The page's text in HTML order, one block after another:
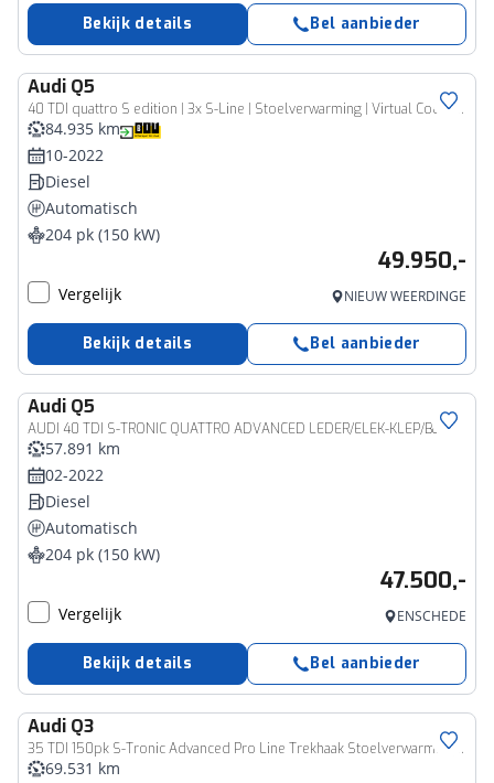
Bekijk details Bel aanbieder
Audi Q5
40 TDI quattro S edition | 3x S-Line | Stoelverwarming | Virtual Cockpit | Camera | NW Model | Black Optic | LED Koplampen | Cruise Control | Climate Control | Parkeersensoren | Daytona Grijs Parelmoer Lak |
84.935 km
10-2022
Diesel
Automatisch
204 pk (150 kW)
49.950,-
Vergelijk NIEUW WEERDINGE
Bekijk details Bel aanbieder
Audi Q5
AUDI 40 TDI S-TRONIC QUATTRO ADVANCED LEDER/ELEK-KLEP/B&amp;O/ACC/STOELVERW
57.891 km
02-2022
Diesel
Automatisch
204 pk (150 kW)
47.500,-
Vergelijk ENSCHEDE
Bekijk details Bel aanbieder
Audi Q3
35 TDI 150pk S-Tronic Advanced Pro Line Trekhaak Stoelverwarming Navigatie
69.531 km